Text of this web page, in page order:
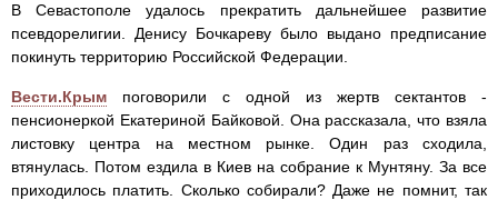
В Севастополе удалось прекратить дальнейшее развитие
псевдорелигии. Денису Бочкареву было выдано предписание
покинуть территорию Российской Федерации.
Вести.Крым поговорили с одной из жертв сектантов -
пенсионеркой Екатериной Байковой. Она рассказала, что взяла
листовку центра на местном рынке. Один раз сходила,
втянулась. Потом ездила в Киев на собрание к Мунтяну. За все
приходилось платить. Сколько собирали? Даже не помнит, так